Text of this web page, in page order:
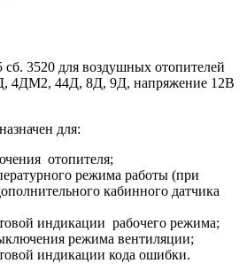
3520 для воздушных отопителей
4ДМ2, 44Д, 8Д, 9Д, напряжение 12В
для:
отопителя;
режима работы (при
кабинного датчика
индикации рабочего режима;
режима вентиляции;
индикации кода ошибки.